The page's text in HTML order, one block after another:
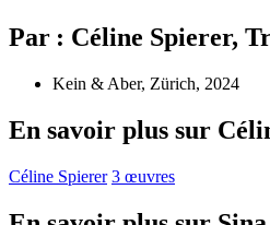
Par : Céline Spierer,
Kein & Aber, Zürich, 2024
En savoir plus sur
Céline Spierer 3 œuvres